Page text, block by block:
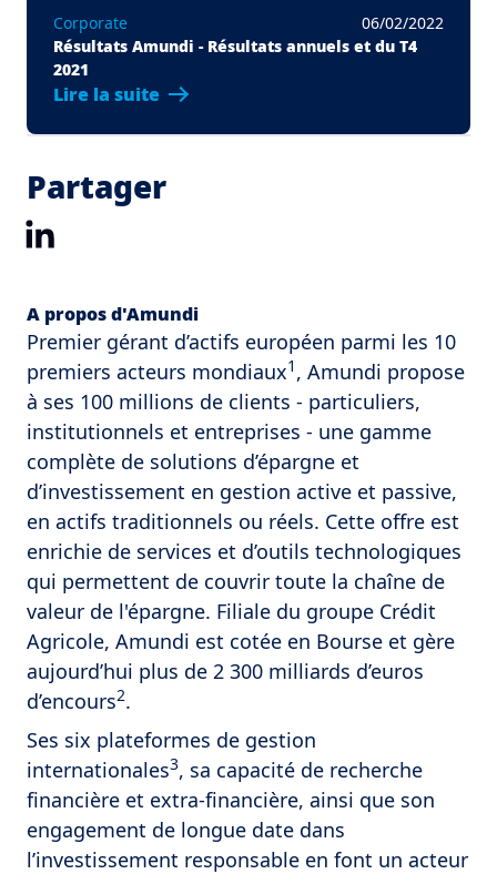
Corporate
06/02/2022
Résultats Amundi - Résultats annuels et du T4
2021
Lire la suite
Partager
A propos d'Amundi
Premier gérant d’actifs européen parmi les 10
premiers acteurs mondiaux1 , Amundi propose
à ses 100 millions de clients - particuliers,
institutionnels et entreprises - une gamme
complète de solutions d’épargne et
d’investissement en gestion active et passive,
en actifs traditionnels ou réels. Cette offre est
enrichie de services et d’outils technologiques
qui permettent de couvrir toute la chaîne de
valeur de l'épargne. Filiale du groupe Crédit
Agricole, Amundi est cotée en Bourse et gère
aujourd’hui plus de 2 300 milliards d’euros
d’encours2.
Ses six plateformes de gestion
internationales3, sa capacité de recherche
financière et extra-financière, ainsi que son
engagement de longue date dans
l’investissement responsable en font un acteur